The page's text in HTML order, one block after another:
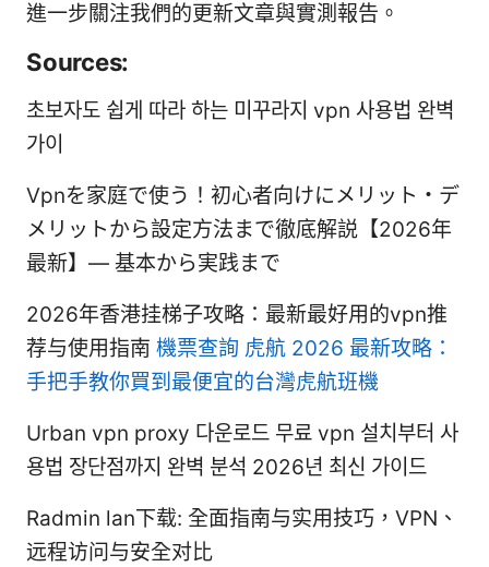
進一步關注我們的更新文章與實測報告。
Sources:
초보자도 쉽게 따라 하는 미꾸라지 vpn 사용법 완벽
가이
Vpnを家庭で使う！初心者向けにメリット・デ
メリットから設定方法まで徹底解説【2026年
最新】— 基本から実践まで
2026年香港挂梯子攻略：最新最好用的vpn推
荐与使用指南 機票查詢 虎航 2026 最新攻略：
手把手教你買到最便宜的台灣虎航班機
Urban vpn proxy 다운로드 무료 vpn 설치부터 사
용법 장단점까지 완벽 분석 2026년 최신 가이드
Radmin lan下载: 全面指南与实用技巧，VPN、
远程访问与安全对比